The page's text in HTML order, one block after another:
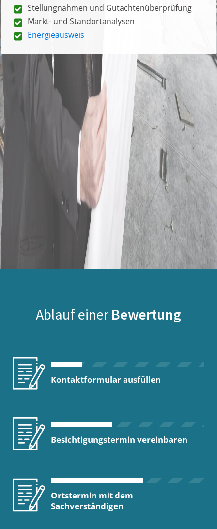
Stellungnahmen und Gutachtenüberprüfung
Markt- und Standortanalysen
Energieausweis
Ablauf einer Bewertung
Kontaktformular ausfüllen
Besichtigungstermin vereinbaren
Ortstermin mit dem
Sachverständigen